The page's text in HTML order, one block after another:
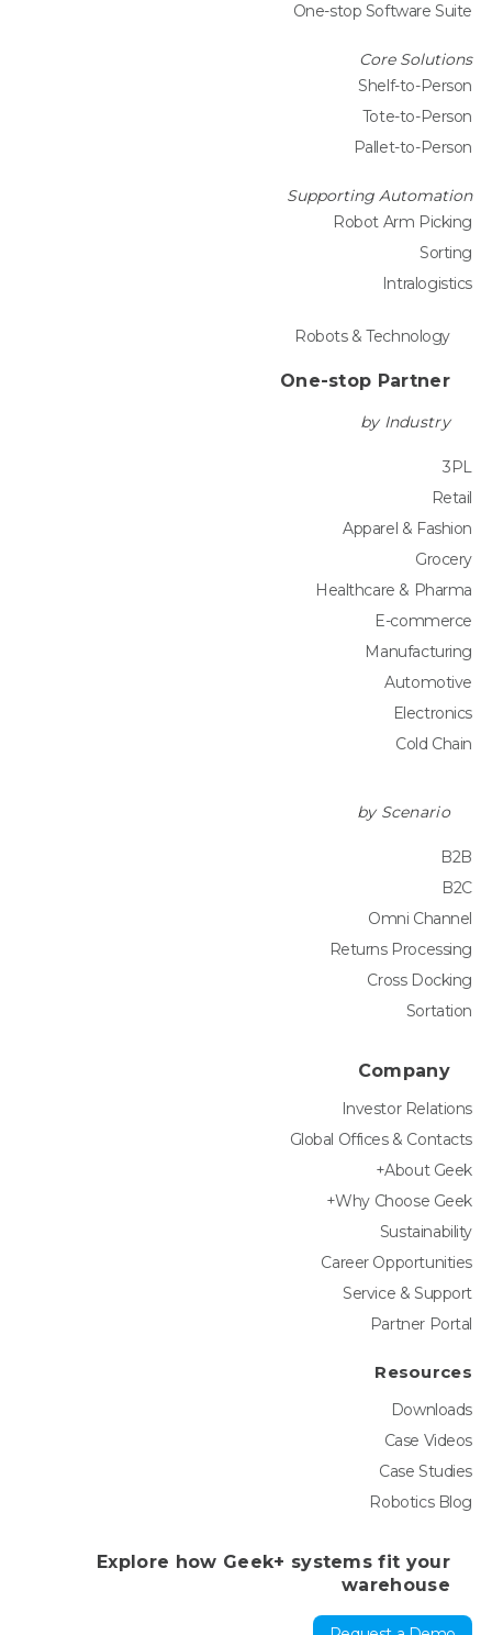
One-stop Software Suite
Core Solutions
Shelf-to-Person
Tote-to-Person
Pallet-to-Person
Supporting Automation
Robot Arm Picking
Sorting
Intralogistics
Robots & Technology
One-stop Partner
by Industry
3PL
Retail
Apparel & Fashion
Grocery
Healthcare & Pharma
E-commerce
Manufacturing
Automotive
Electronics
Cold Chain
by Scenario
B2B
B2C
Omni Channel
Returns Processing
Cross Docking
Sortation
Company
Investor Relations
Global Offices & Contacts
About Geek+
Why Choose Geek+
Sustainability
Career Opportunities
Service & Support
Partner Portal
Resources
Downloads
Case Videos
Case Studies
Robotics Blog
Explore how Geek+ systems fit your
warehouse